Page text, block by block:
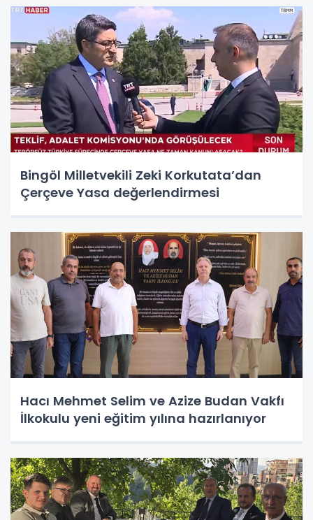
Bingöl Milletvekili Zeki Korkutata’dan
Çerçeve Yasa değerlendirmesi
Hacı Mehmet Selim ve Azize Budan Vakfı
İlkokulu yeni eğitim yılına hazırlanıyor